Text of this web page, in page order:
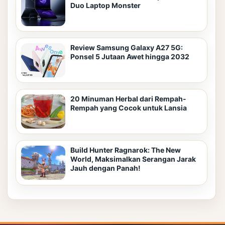
Duo Laptop Monster
Review Samsung Galaxy A27 5G:
Ponsel 5 Jutaan Awet hingga 2032
20 Minuman Herbal dari Rempah-
Rempah yang Cocok untuk Lansia
Build Hunter Ragnarok: The New
World, Maksimalkan Serangan Jarak
Jauh dengan Panah!